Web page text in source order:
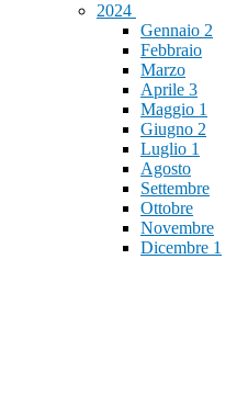
2024
Gennaio 2
Febbraio
Marzo
Aprile 3
Maggio 1
Giugno 2
Luglio 1
Agosto
Settembre
Ottobre
Novembre
Dicembre 1